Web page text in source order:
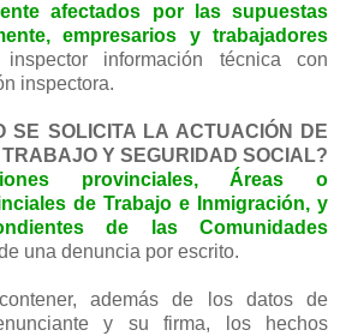
afectados por las supuestas
empresarios y trabajadores
información técnica con
inspectora.
SE SOLICITA LA ACTUACIÓN DE
Y SEGURIDAD SOCIAL?
provinciales, Áreas o
de Trabajo e Inmigración, y
de las Comunidades
una denuncia por escrito.
además de los datos de
y su firma, los hechos